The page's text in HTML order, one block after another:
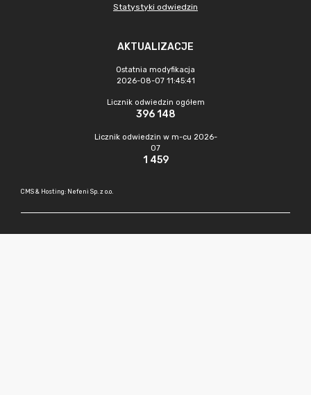
Statystyki odwiedzin
AKTUALIZACJE
Ostatnia modyfikacja
2026-08-07 11:45:41
Licznik odwiedzin ogółem
396 148
Licznik odwiedzin w m-cu 2026-
07
1 459
CMS & Hosting: Nefeni Sp. z o.o.